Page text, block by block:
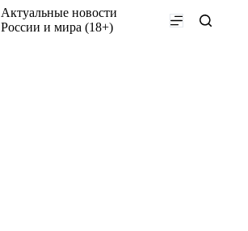
Актуальные новости
России и мира (18+)